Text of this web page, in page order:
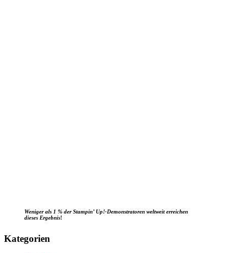
Weniger als 1 % der Stampin’ Up!-Demonstratoren weltweit erreichen
dieses Ergebnis!
Kategorien